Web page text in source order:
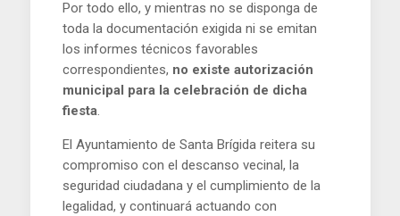
Por todo ello, y mientras no se disponga de
toda la documentación exigida ni se emitan
los informes técnicos favorables
correspondientes, no existe autorización
municipal para la celebración de dicha
fiesta.
El Ayuntamiento de Santa Brígida reitera su
compromiso con el descanso vecinal, la
seguridad ciudadana y el cumplimiento de la
legalidad, y continuará actuando con